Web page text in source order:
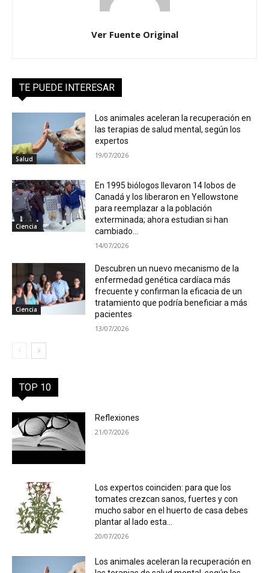
Ver Fuente Original
TE PUEDE INTERESAR
Salud
Los animales aceleran la recuperación en
las terapias de salud mental, según los
expertos
19/07/2026
Ciencia
En 1995 biólogos llevaron 14 lobos de
Canadá y los liberaron en Yellowstone
para reemplazar a la población
exterminada; ahora estudian si han
cambiado...
14/07/2026
Ciencia
Descubren un nuevo mecanismo de la
enfermedad genética cardíaca más
frecuente y confirman la eficacia de un
tratamiento que podría beneficiar a más
pacientes
13/07/2026
TOP 10
Reflexiones
21/07/2026
Los expertos coinciden: para que los
tomates crezcan sanos, fuertes y con
mucho sabor en el huerto de casa debes
plantar al lado esta...
20/07/2026
Los animales aceleran la recuperación en